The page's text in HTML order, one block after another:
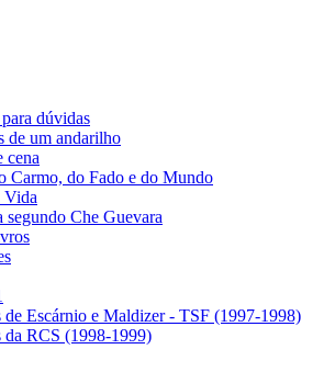
dúvidas
de um andarilho
cena
Carmo, do Fado e do Mundo
Vida
segundo Che Guevara
de Escárnio e Maldizer - TSF (1997-1998)
da RCS (1998-1999)